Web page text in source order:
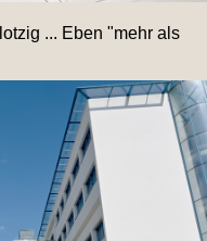
... Eben "mehr als